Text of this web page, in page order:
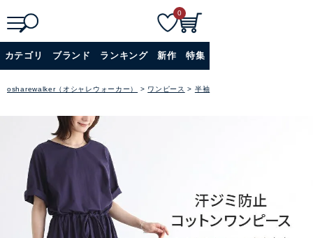
詳細検索
0
カテゴリ ブランド ランキング 新作 特集
osharewalker（オシャレウォーカー） ワンピース 半袖